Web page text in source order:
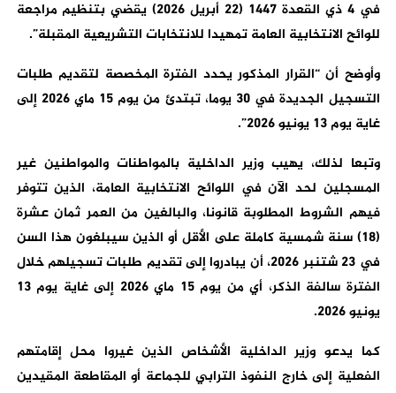
في 4 ذي القعدة 1447 (22 أبريل 2026) يقضي بتنظيم مراجعة
للوائح الانتخابية العامة تمهيدا للانتخابات التشريعية المقبلة”.
وأوضح أن “القرار المذكور يحدد الفترة المخصصة لتقديم طلبات
التسجيل الجديدة في 30 يوما، تبتدئ من يوم 15 ماي 2026 إلى
غاية يوم 13 يونيو 2026”.
وتبعا لذلك، يهيب وزير الداخلية بالمواطنات والمواطنين غير
المسجلين لحد الآن في اللوائح الانتخابية العامة، الذين تتوفر
فيهم الشروط المطلوبة قانونا، والبالغين من العمر ثمان عشرة
(18) سنة شمسية كاملة على الأقل أو الذين سيبلغون هذا السن
في 23 شتنبر 2026، أن يبادروا إلى تقديم طلبات تسجيلهم خلال
الفترة سالفة الذكر، أي من يوم 15 ماي 2026 إلى غاية يوم 13
يونيو 2026.
كما يدعو وزير الداخلية الأشخاص الذين غيروا محل إقامتهم
الفعلية إلى خارج النفوذ الترابي للجماعة أو المقاطعة المقيدين